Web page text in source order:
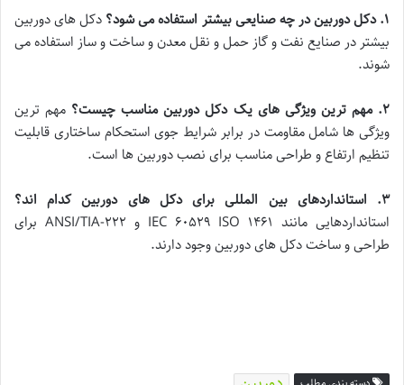
۱.دکل دوربین در چه صنایعی بیشتر استفاده می شود؟ دکل های دوربین
بیشتر در صنایع نفت و گاز حمل و نقل معدن و ساخت و ساز استفاده می
شوند.
۲.مهم ترین ویژگی های یک دکل دوربین مناسب چیست؟ مهم ترین
ویژگی ها شامل مقاومت در برابر شرایط جوی استحکام ساختاری قابلیت
تنظیم ارتفاع و طراحی مناسب برای نصب دوربین ها است.
۳. استانداردهای بین المللی برای دکل های دوربین کدام اند؟
استانداردهایی مانند IEC ۶۰۵۲۹ ISO ۱۴۶۱ و ANSI/TIA-۲۲۲ برای
طراحی و ساخت دکل های دوربین وجود دارند.